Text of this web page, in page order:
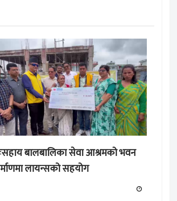
बालबालिका सेवा आश्रमको भवन
लायन्सको सहयोग